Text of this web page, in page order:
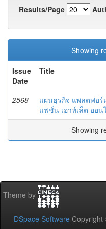
Results/Page
Showing
Issue
Date
Title
2568
แผนธุรกิจ แพลตฟอร์
แฟชั่น เอาท์เล็ต ออน
Showing
Theme by
DSpace Software Copyright